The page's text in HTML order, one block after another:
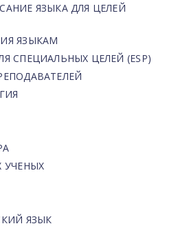
ЯЗЫКА ДЛЯ ЦЕЛЕЙ
ЯЗЫКАМ
СПЕЦИАЛЬНЫХ ЦЕЛЕЙ (ESP)
УЧЕНЫХ
ЯЗЫК